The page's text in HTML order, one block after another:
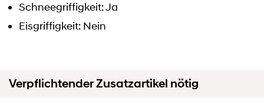
Schneegriffigkeit: Ja
Eisgriffigkeit: Nein
Verpflichtender Zusatzartikel nötig